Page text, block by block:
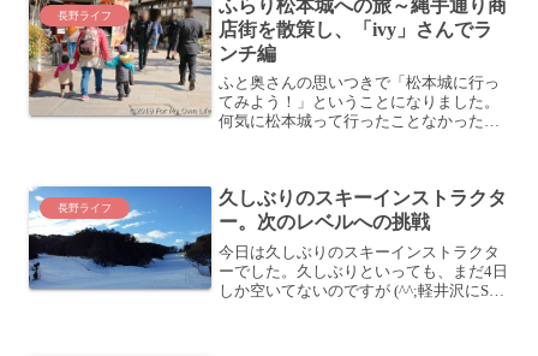
長野ライフ
ふらり松本城への旅～縄手通り商
店街を散策し、「ivy」さんでラ
ンチ編
ふと奥さんの思いつきで「松本城に行っ
てみよう！」ということになりました。
何気に松本城って行ったことなかったの
市街地の散策をしながら松...
長野ライフ
久しぶりのスキーインストラクタ
ー。次のレベルへの挑戦
今日は久しぶりのスキーインストラクタ
ーでした。久しぶりといっても、まだ4日
しか空いてないのですが (^^;軽井沢にSAJ